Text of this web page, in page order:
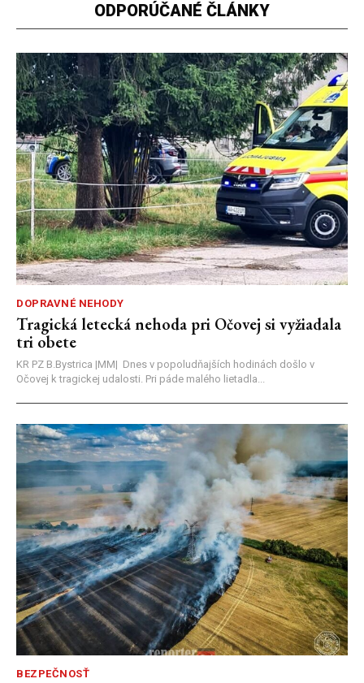
ODPORÚČANÉ ČLÁNKY
DOPRAVNÉ NEHODY
Tragická letecká nehoda pri Očovej si vyžiadala
tri obete
KR PZ B.Bystrica |MM| Dnes v popoludňajších hodinách došlo v
Očovej k tragickej udalosti. Pri páde malého lietadla...
BEZPEČNOSŤ